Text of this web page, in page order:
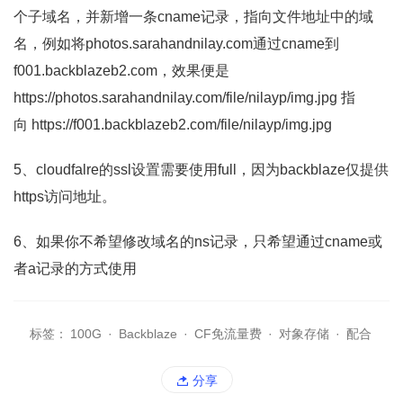
个子域名，并新增一条cname记录，指向文件地址中的域
名，例如将photos.sarahandnilay.com通过cname到
f001.backblazeb2.com，效果便是
https://photos.sarahandnilay.com/file/nilayp/img.jpg 指
向 https://f001.backblazeb2.com/file/nilayp/img.jpg
5、cloudfalre的ssl设置需要使用full，因为backblaze仅提供
https访问地址。
6、如果你不希望修改域名的ns记录，只希望通过cname或
者a记录的方式使用
标签： 100G · Backblaze · CF免流量费 · 对象存储 · 配合
分享